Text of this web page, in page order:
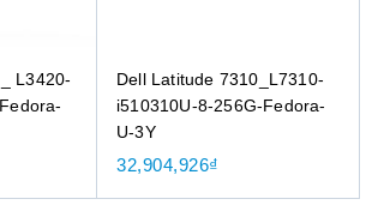
L3420-
Dell Latitude 7310_L7310-
i510310U-8-256G-Fedora-
U-3Y
32,904,926₫